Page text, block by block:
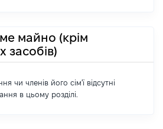
майно (крім
засобів)
чи членів його сім'ї відсутні
в цьому розділі.